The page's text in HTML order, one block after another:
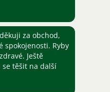
za obchod,
spokojenosti. Ryby
Ještě
těšit na další